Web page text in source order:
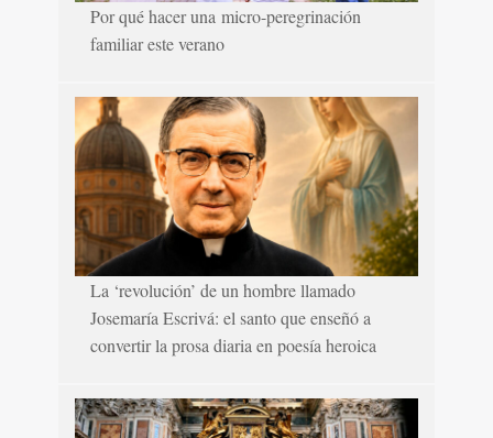
Por qué hacer una micro-peregrinación
familiar este verano
La ‘revolución’ de un hombre llamado
Josemaría Escrivá: el santo que enseñó a
convertir la prosa diaria en poesía heroica